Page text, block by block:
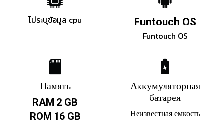
ไม่ระบุข้อมูล cpu Funtouch OS
Funtouch OS
Память
RAM 2 GB
ROM 16 GB
Аккумуляторная
батарея
Неизвестная емкость